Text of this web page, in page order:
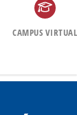
CAMPUS VIRTUAL